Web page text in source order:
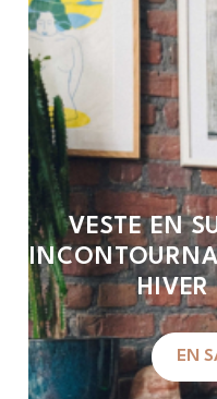
VESTE EN
EN